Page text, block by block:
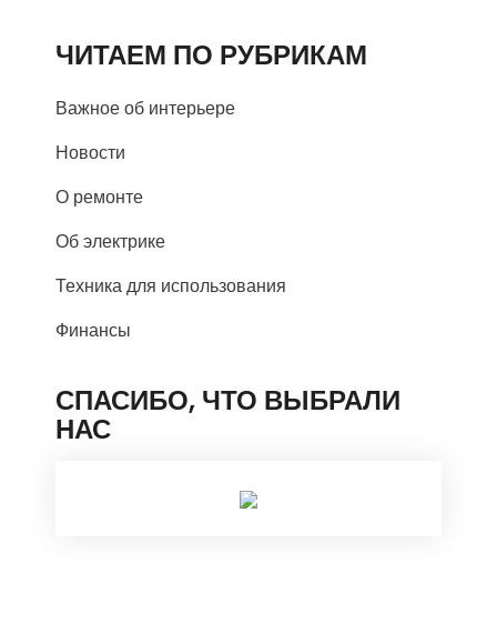
ЧИТАЕМ ПО РУБРИКАМ
Важное об интерьере
Новости
О ремонте
Об электрике
Техника для использования
Финансы
СПАСИБО, ЧТО ВЫБРАЛИ
НАС